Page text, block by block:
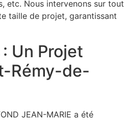
etc. Nous intervenons sur tout
taille de projet, garantissant
Un Projet
Rémy-de-
JEAN-MARIE a été